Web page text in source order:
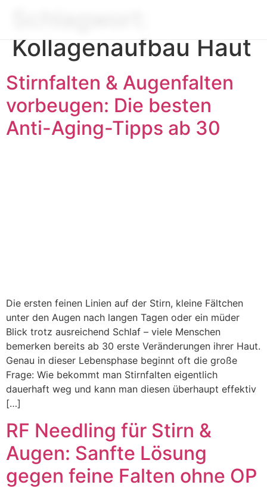
Kollagenaufbau Haut
Stirnfalten & Augenfalten
vorbeugen: Die besten
Anti-Aging-Tipps ab 30
Die ersten feinen Linien auf der Stirn, kleine Fältchen
unter den Augen nach langen Tagen oder ein müder
Blick trotz ausreichend Schlaf – viele Menschen
bemerken bereits ab 30 erste Veränderungen ihrer Haut.
Genau in dieser Lebensphase beginnt oft die große
Frage: Wie bekommt man Stirnfalten eigentlich
dauerhaft weg und kann man diesen überhaupt effektiv
[…]
RF Needling für Stirn &
Augen: Sanfte Lösung
gegen feine Falten ohne OP